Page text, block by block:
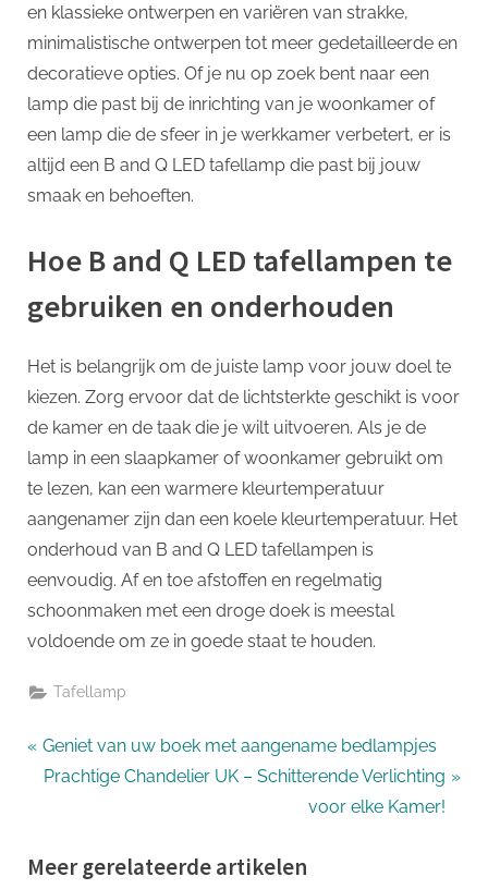
en klassieke ontwerpen en variëren van strakke,
minimalistische ontwerpen tot meer gedetailleerde en
decoratieve opties. Of je nu op zoek bent naar een
lamp die past bij de inrichting van je woonkamer of
een lamp die de sfeer in je werkkamer verbetert, er is
altijd een B and Q LED tafellamp die past bij jouw
smaak en behoeften.
Hoe B and Q LED tafellampen te
gebruiken en onderhouden
Het is belangrijk om de juiste lamp voor jouw doel te
kiezen. Zorg ervoor dat de lichtsterkte geschikt is voor
de kamer en de taak die je wilt uitvoeren. Als je de
lamp in een slaapkamer of woonkamer gebruikt om
te lezen, kan een warmere kleurtemperatuur
aangenamer zijn dan een koele kleurtemperatuur. Het
onderhoud van B and Q LED tafellampen is
eenvoudig. Af en toe afstoffen en regelmatig
schoonmaken met een droge doek is meestal
voldoende om ze in goede staat te houden.
Tafellamp
Bericht
navigatie
P
r
Geniet van uw boek met aangename bedlampjes
N
t
Prachtige Chandelier UK – Schitterende Verlichting
voor elke Kamer!
Meer gerelateerde artikelen